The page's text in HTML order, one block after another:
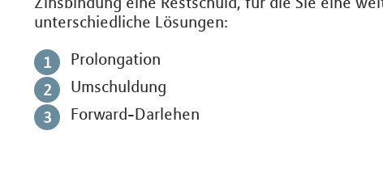
unterschiedliche Lösungen:
Prolongation
Umschuldung
Forward-Darlehen